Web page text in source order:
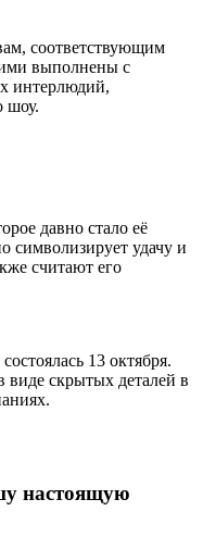
соответствующим
выполнены с
интерлюдий,
шоу.
давно стало её
удачу и
считают его
13 октября.
виде скрытых деталей в
настоящую